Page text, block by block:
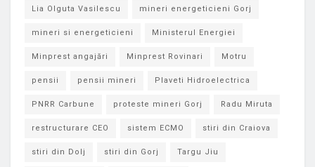
Lia Olguta Vasilescu mineri energeticieni Gorj
mineri si energeticieni Ministerul Energiei
Minprest angajări Minprest Rovinari Motru
pensii pensii mineri Plaveti Hidroelectrica
PNRR Carbune proteste mineri Gorj Radu Miruta
restructurare CEO sistem ECMO stiri din Craiova
stiri din Dolj stiri din Gorj Targu Jiu